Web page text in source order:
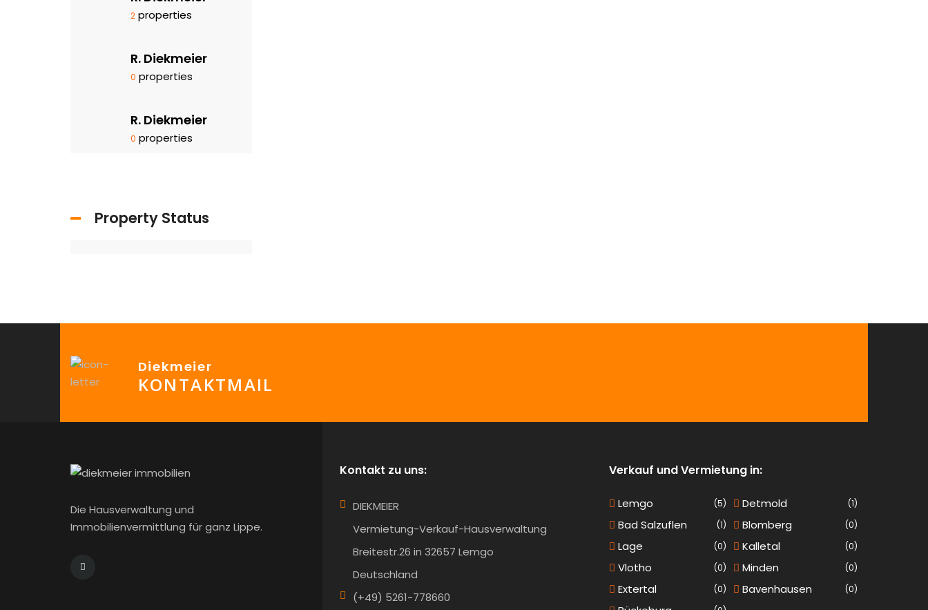
2 properties
R. Diekmeier
0 properties
R. Diekmeier
0 properties
Property Status
Diekmeier
KONTAKTMAIL
Die Hausverwaltung und
Immobilienvermittlung für ganz Lippe.
Kontakt zu uns:
DIEKMEIER
Vermietung-Verkauf-Hausverwaltung
Breitestr.26 in 32657 Lemgo
Deutschland
(+49) 5261-778660
Verkauf und Vermietung in:
Lemgo (5) Detmold (1)
Bad Salzuflen (1) Blomberg (0)
Lage (0) Kalletal (0)
Vlotho (0) Minden (0)
Extertal (0) Bavenhausen (0)